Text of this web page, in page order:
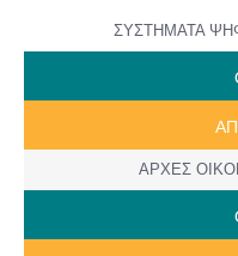
ΣΥΣΤΗΜΑΤΑ
ΑΡΧΕΣ